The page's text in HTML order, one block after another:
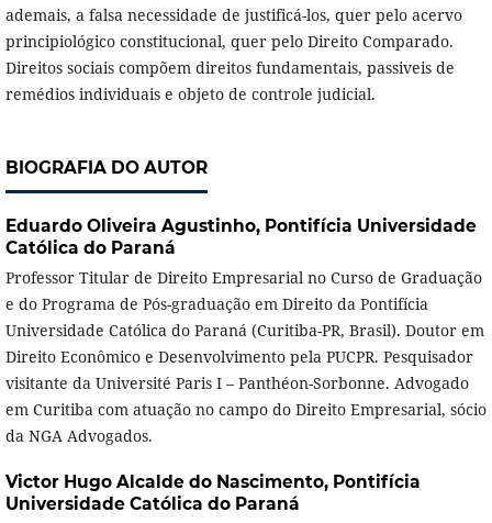
ademais, a falsa necessidade de justificá-los, quer pelo acervo
principiológico constitucional, quer pelo Direito Comparado.
Direitos sociais compõem direitos fundamentais, passiveis de
remédios individuais e objeto de controle judicial.
BIOGRAFIA DO AUTOR
Eduardo Oliveira Agustinho, Pontifícia Universidade
Católica do Paraná
Professor Titular de Direito Empresarial no Curso de Graduação
e do Programa de Pós-graduação em Direito da Pontifícia
Universidade Católica do Paraná (Curitiba-PR, Brasil). Doutor em
Direito Econômico e Desenvolvimento pela PUCPR. Pesquisador
visitante da Université Paris I – Panthéon-Sorbonne. Advogado
em Curitiba com atuação no campo do Direito Empresarial, sócio
da NGA Advogados.
Victor Hugo Alcalde do Nascimento, Pontifícia
Universidade Católica do Paraná